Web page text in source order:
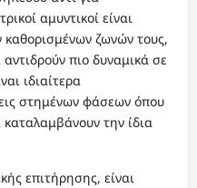
αμυντικοί είναι
καθορισμένων ζωνών τους,
πιο δυναμικά σε
ιδιαίτερα
στημένων φάσεων όπου
καταλαμβάνουν την ίδια
επιτήρησης, είναι